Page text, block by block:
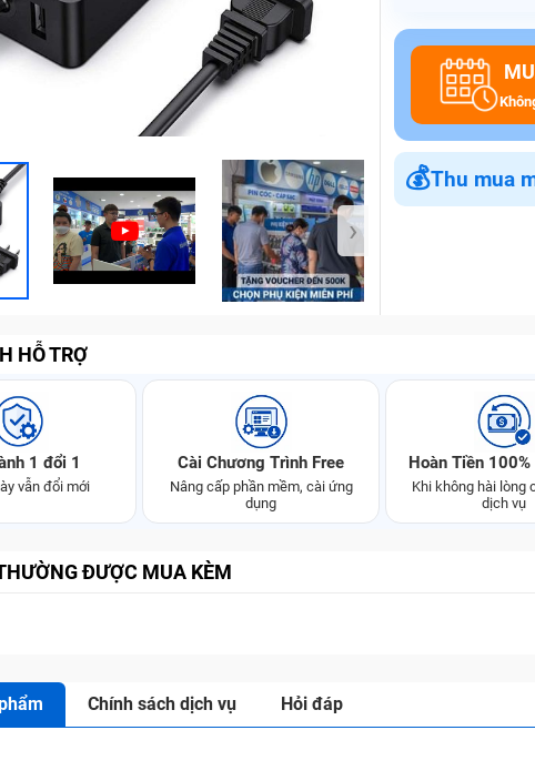
Bảo Hành One
›
💰Thu mua
HỖ TRỢ
1 đổi 1
vẫn đổi mới
Cài Chương Trình Free
Nâng cấp phần mềm, cài ứng
dụng
Hoàn Tiền
Khi không hài lòng
dịch vụ
ĐƯỢC MUA KÈM
Chính sách dịch vụ Hỏi đáp